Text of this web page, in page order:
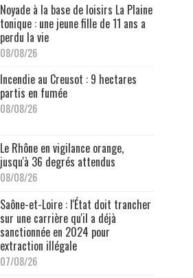
Noyade à la base de loisirs La Plaine
tonique : une jeune fille de 11 ans a
perdu la vie
08/08/26
Incendie au Creusot : 9 hectares
partis en fumée
08/08/26
Le Rhône en vigilance orange,
jusqu'à 36 degrés attendus
08/08/26
Saône-et-Loire : l'État doit trancher
sur une carrière qu'il a déjà
sanctionnée en 2024 pour
extraction illégale
07/08/26